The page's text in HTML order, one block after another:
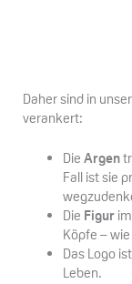
Daher sind in
verankert:
Die Argen
Fall ist sie
Die Figur
Köpfe –
Das Logo ist
Leben.